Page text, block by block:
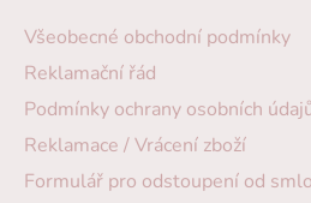
Všeobecné obchodní podmínky
Reklamační řád
Podmínky ochrany osobních
Reklamace / Vrácení zboží
Formulář pro odstoupení od